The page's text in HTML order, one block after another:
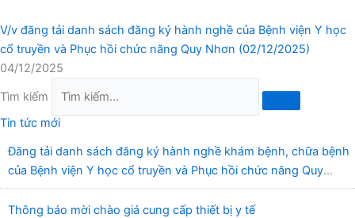
V/v đăng tải danh sách đăng ký hành nghề của Bệnh viện Y học
cổ truyền và Phục hồi chức năng Quy Nhơn (02/12/2025)
04/12/2025
Tìm kiếm
Tin tức mới
Đăng tải danh sách đăng ký hành nghề khám bệnh, chữa bệnh
của Bệnh viện Y học cổ truyền và Phục hồi chức năng Quy
Nhơn (22/6/2026)
Thông báo mời chào giá cung cấp thiết bị y tế